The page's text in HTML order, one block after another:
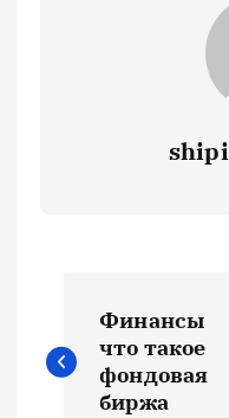
а
Финансы
что такое
фондовая
биржа